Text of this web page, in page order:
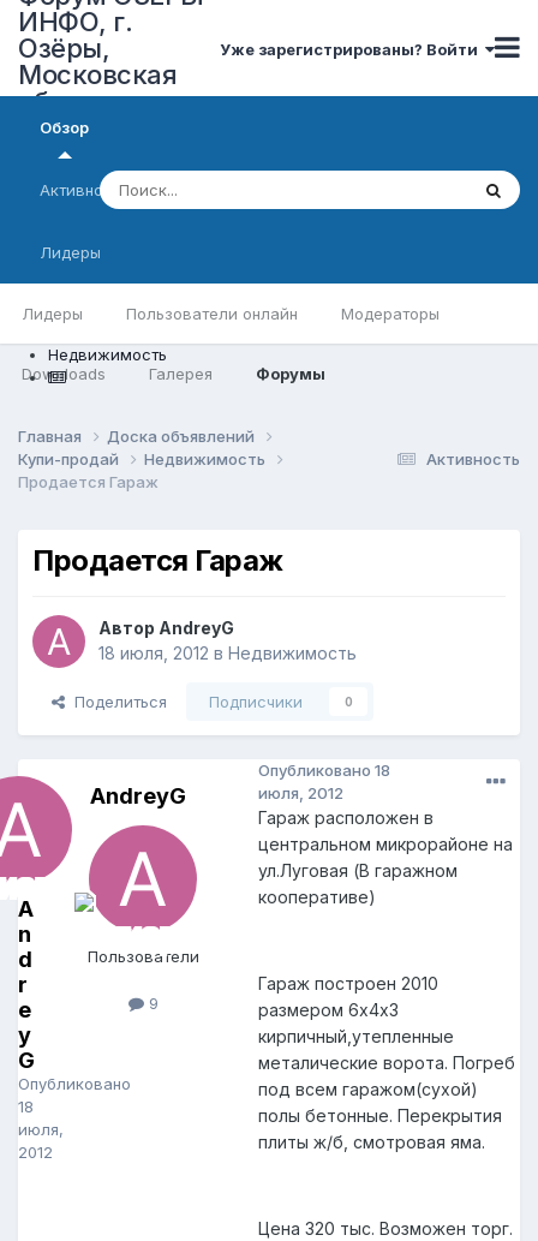
ИНФО, г.
Озёры,
Московская
область
Уже зарегистрированы? Войти
Обзор
Лидеры Пользователи онлайн Модераторы
Downloads Галерея Форумы
Активность
Лидеры
Недвижимость
Активность
Главная
Доска объявлений
Купи-продай
Недвижимость
Продается Гараж
Продается Гараж
Автор AndreyG
18 июля, 2012 в Недвижимость
Поделиться Подписчики 0
A
n
d
r
e
y
G
Опубликовано
18
июля,
2012
AndreyG
Пользователи
9
Опубликовано 18
июля, 2012
Гараж расположен в
центральном микрорайоне на
ул.Луговая (В гаражном
кооперативе)
Гараж построен 2010
размером 6х4х3
кирпичный,утепленные
металические ворота. Погреб
под всем гаражом(сухой)
полы бетонные. Перекрытия
плиты ж/б, смотровая яма.
Цена 320 тыс. Возможен торг.